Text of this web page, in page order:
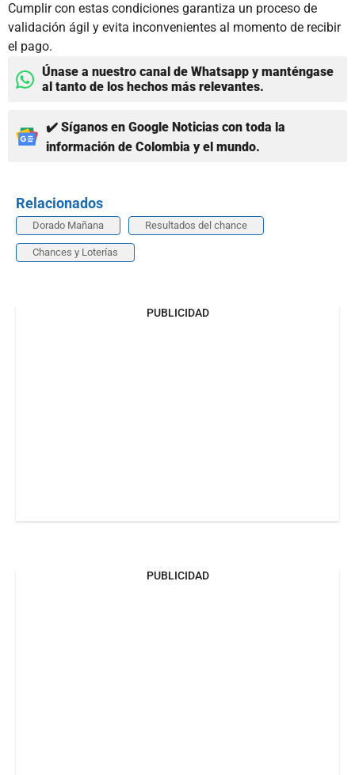
Cumplir con estas condiciones garantiza un proceso de
validación ágil y evita inconvenientes al momento de recibir
el pago.
Únase a nuestro canal de Whatsapp y manténgase
al tanto de los hechos más relevantes.
✔️ Síganos en Google Noticias con toda la
información de Colombia y el mundo.
Relacionados
Dorado Mañana Resultados del chance
Chances y Loterías
PUBLICIDAD
PUBLICIDAD